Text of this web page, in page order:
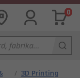
0
/ 3D Printing